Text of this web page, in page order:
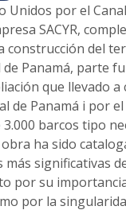
Unidos por el Canal
SACYR,
construcción del
de Panamá, parte
que llevado a
de Panamá i por
barcos tipo
ha sido
más significativas
por su
por la